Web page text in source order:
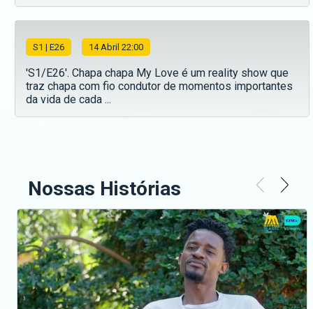
S1 | E26 14 Abril 22:00
'S1/E26'. Chapa chapa My Love é um reality show que
traz chapa com fio condutor de momentos importantes
da vida de cada ...
Nossas Histórias